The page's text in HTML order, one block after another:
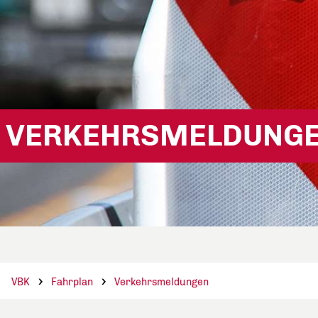
VBK Fahrplan Verkehrsmeldungen